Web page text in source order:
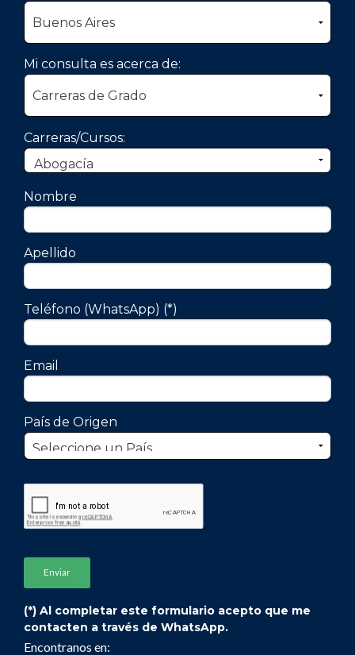
Mi consulta es acerca de:
Carreras/Cursos:
Nombre
Apellido
Teléfono (WhatsApp) (*)
Email
País de Origen
(*) Al completar este formulario acepto que me
contacten a través de WhatsApp.
Encontranos en: